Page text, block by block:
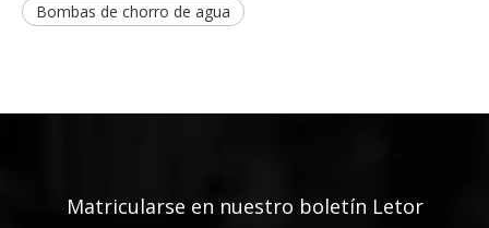
Bombas de chorro de agua
Matricularse en nuestro boletín Letor